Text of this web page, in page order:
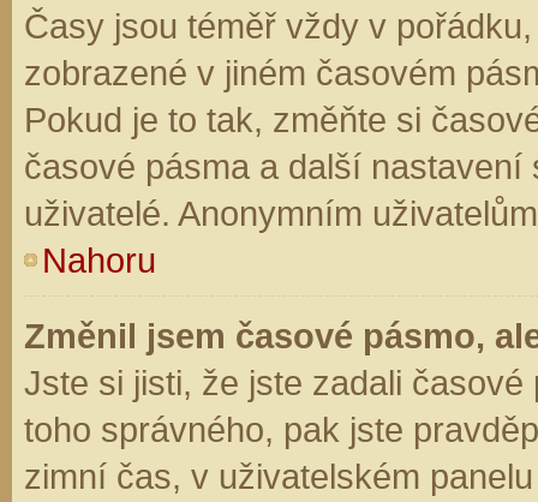
Časy jsou téměř vždy v
zobrazené v jiném časovém
Pokud je to tak, změňte si
časové pásma a další
uživatelé. Anonymním
Nahoru
Změnil jsem časové pásmo,
Jste si jisti, že jste zadali
toho správného, pak jste
zimní čas, v uživatelském